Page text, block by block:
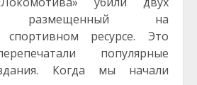
размещенный на
спортивном ресурсе. Это
популярные
Когда мы начали